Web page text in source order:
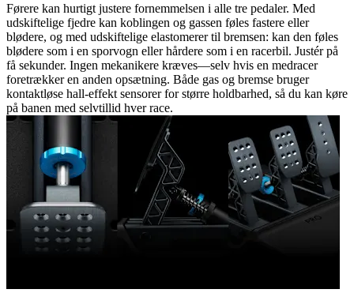
Førere kan hurtigt justere fornemmelsen i alle tre pedaler. Med
udskiftelige fjedre kan koblingen og gassen føles fastere eller
blødere, og med udskiftelige elastomerer til bremsen: kan den føles
blødere som i en sporvogn eller hårdere som i en racerbil. Justér på
få sekunder. Ingen mekanikere kræves—selv hvis en medracer
foretrækker en anden opsætning. Både gas og bremse bruger
kontaktløse hall-effekt sensorer for større holdbarhed, så du kan køre
på banen med selvtillid hver race.